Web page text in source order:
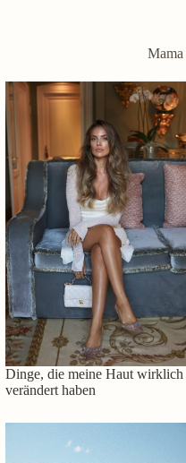
Dinge, die meine Haut wirklich
verändert haben